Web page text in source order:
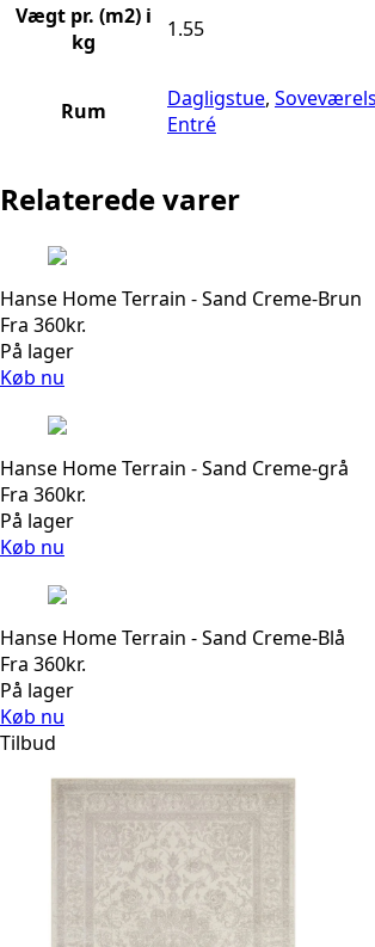
Vægt pr. (m2) i
kg
1.55
Rum Dagligstue,
Entré
Relaterede varer
Hanse Home Terrain - Sand Creme-Brun
Fra 360kr.
På lager
Køb nu
Hanse Home Terrain - Sand Creme-grå
Fra 360kr.
På lager
Køb nu
Hanse Home Terrain - Sand Creme-Blå
Fra 360kr.
På lager
Køb nu
Tilbud